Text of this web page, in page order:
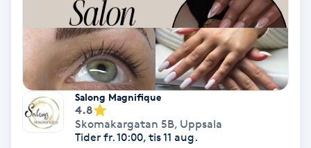
Diamantslipning
Enzympeeling
Extensions
Extensions borttagning
Salong Magnifique
4.8
Skomakargatan 5B, Uppsala
Tider fr. 10:00, tis 11 aug.